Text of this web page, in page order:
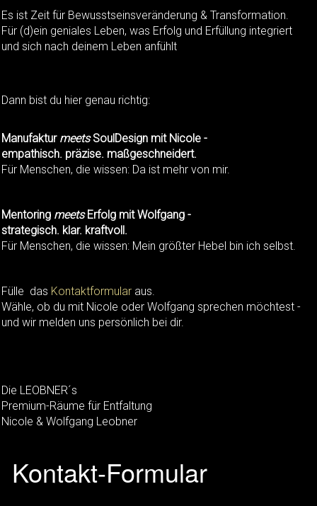
Es ist Zeit für Bewusstseinsveränderung & Transformation.
Für (d)ein geniales Leben, was Erfolg und Erfüllung integriert
und sich nach deinem Leben anfühlt
Dann bist du hier genau richtig:
Manufaktur meetsSoulDesign mit Nicole -
empathisch. präzise. maßgeschneidert.
Für Menschen, die wissen: Da ist mehr von mir.
Mentoring meetsErfolg mit Wolfgang -
strategisch. klar. kraftvoll.
Für Menschen, die wissen: Mein größter Hebel bin ich selbst.
Fülle das Kontaktformular aus.
Wähle, ob du mit Nicole oder Wolfgang sprechen möchtest -
und wir melden uns persönlich bei dir.
Die LEOBNER´s
Premium-Räume für Entfaltung
Nicole & Wolfgang Leobner